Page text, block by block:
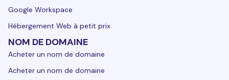
Google Workspace
Hébergement Web à petit prix
NOM DE DOMAINE
Acheter un nom de domaine
Acheter un nom de domaine